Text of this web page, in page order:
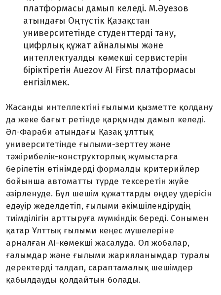
платформасы дамып келеді. М.Әуезов
атындағы Оңтүстік Қазақстан
университетінде студенттерді тану,
цифрлық құжат айналымы және
интеллектуалды көмекші сервистерін
біріктіретін Auezov AI First платформасы
енгізілмек.
Жасанды интеллектіні ғылыми қызметте қолдану
да жеке бағыт ретінде қарқынды дамып келеді.
Әл-Фараби атындағы Қазақ ұлттық
университетінде ғылыми-зерттеу және
тәжірибелік-конструкторлық жұмыстарға
берілетін өтінімдерді формалды критерийлер
бойынша автоматты түрде тексеретін жүйе
әзірленуде. Бұл шешім құжаттарды өңдеу үдерісін
едәуір жеделдетіп, ғылыми әкімшілендірудің
тиімділігін арттыруға мүмкіндік береді. Сонымен
қатар Ұлттық ғылыми кеңес мүшелеріне
арналған AI-көмекші жасалуда. Ол жобалар,
ғалымдар және ғылыми жарияланымдар туралы
деректерді талдап, сараптамалық шешімдер
қабылдауды қолдайтын болады.